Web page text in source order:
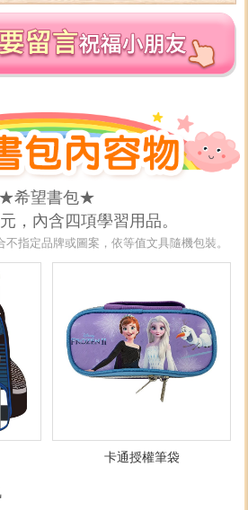
★希望書包★
元，內含四項學習用品。
指定品牌或圖案，依等值文具隨機包裝。
卡通授權筆袋